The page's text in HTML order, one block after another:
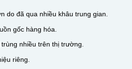
do đã qua nhiều khâu trung gian.
gốc hàng hóa.
nhiều trên thị trường.
riêng.